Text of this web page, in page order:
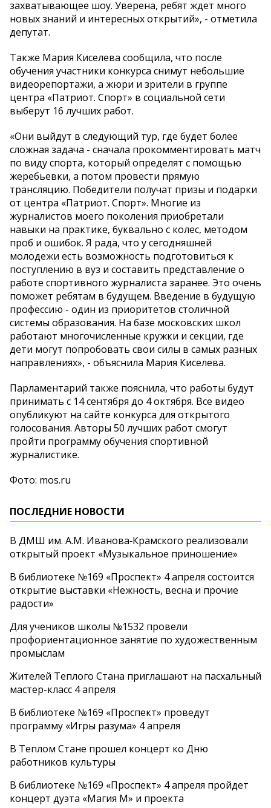
захватывающее шоу. Уверена, ребят ждет много
новых знаний и интересных открытий», - отметила
депутат.
Также Мария Киселева сообщила, что после
обучения участники конкурса снимут небольшие
видеорепортажи, а жюри и зрители в группе
центра «Патриот. Спорт» в социальной сети
выберут 16 лучших работ.
«Они выйдут в следующий тур, где будет более
сложная задача - сначала прокомментировать матч
по виду спорта, который определят с помощью
жеребьевки, а потом провести прямую
трансляцию. Победители получат призы и подарки
от центра «Патриот. Спорт». Многие из
журналистов моего поколения приобретали
навыки на практике, буквально с колес, методом
проб и ошибок. Я рада, что у сегодняшней
молодежи есть возможность подготовиться к
поступлению в вуз и составить представление о
работе спортивного журналиста заранее. Это очень
поможет ребятам в будущем. Введение в будущую
профессию - один из приоритетов столичной
системы образования. На базе московских школ
работают многочисленные кружки и секции, где
дети могут попробовать свои силы в самых разных
направлениях», - объяснила Мария Киселева.
Парламентарий также пояснила, что работы будут
принимать с 14 сентября до 4 октября. Все видео
опубликуют на сайте конкурса для открытого
голосования. Авторы 50 лучших работ смогут
пройти программу обучения спортивной
журналистике.
Фото: mos.ru
ПОСЛЕДНИЕ НОВОСТИ
В ДМШ им. А.М. Иванова‑Крамского реализовали
открытый проект «Музыкальное приношение»
В библиотеке №169 «Проспект» 4 апреля состоится
открытие выставки «Нежность, весна и прочие
радости»
Для учеников школы №1532 провели
профориентационное занятие по художественным
промыслам
Жителей Теплого Стана приглашают на пасхальный
мастер-класс 4 апреля
В библиотеке №169 «Проспект» проведут
программу «Игры разума» 4 апреля
В Теплом Стане прошел концерт ко Дню
работников культуры
В библиотеке №169 «Проспект» 4 апреля пройдет
концерт дуэта «Магия М» и проекта